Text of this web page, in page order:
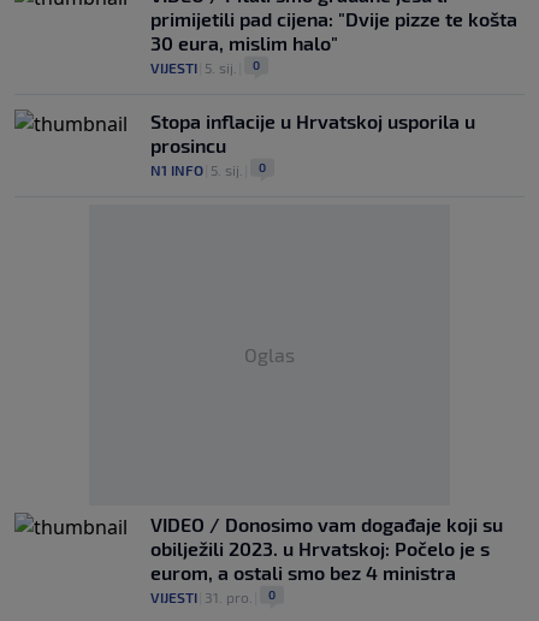
primijetili pad cijena: "Dvije pizze te košta
30 eura, mislim halo"
VIJESTI 5. sij. 0
Stopa inflacije u Hrvatskoj usporila u
prosincu
N1 INFO 5. sij. 0
Oglas
VIDEO / Donosimo vam događaje koji su
obilježili 2023. u Hrvatskoj: Počelo je s
eurom, a ostali smo bez 4 ministra
VIJESTI 31. pro. 0